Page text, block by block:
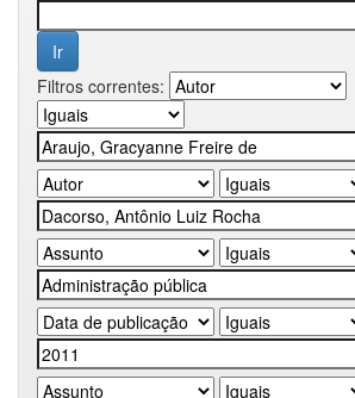
Filtros correntes: